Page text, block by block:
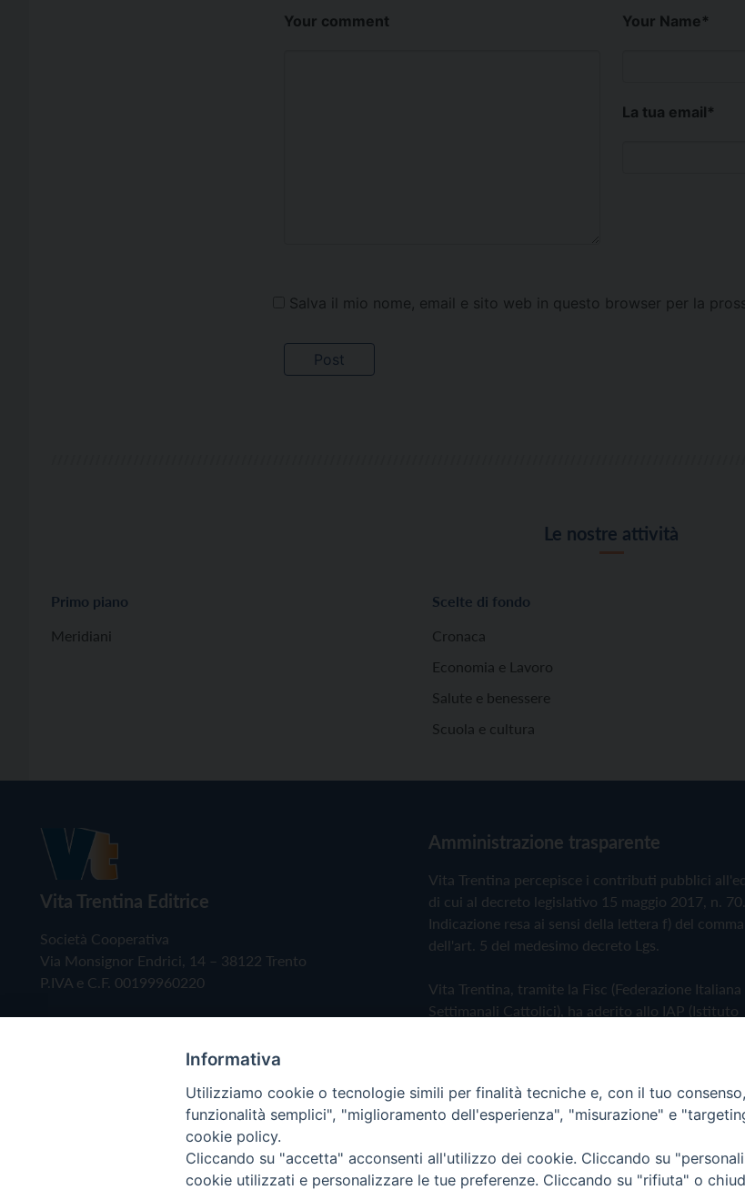
Your comment Your Name*
La tua email*
Salva il mio nome, email e sito web in questo browser per la
Le nostre attività
Primo piano
Meridiani
Scelte di fondo
Cronaca
Economia e Lavoro
Salute e benessere
Scuola e cultura
Vita Trentina Editrice
Società Cooperativa
Via Monsignor Endrici, 14 – 38122 Trento
P.IVA e C.F. 00199960220
Amministrazione trasparente
Vita Trentina percepisce i contributi pubblici
di cui al decreto legislativo 15 maggio 2017, n. 70.
Indicazione resa ai sensi della lettera f) del
dell'art. 5 del medesimo decreto Lgs.
Vita Trentina, tramite la Fisc (Federazione Italiana
Settimanali Cattolici), ha aderito allo IAP (Istituto
Privacy Policy Cookie Policy
Copyright © 2019 - Tutti i diritti riservati - Vita Trentina Editrice
Informativa
Utilizziamo cookie o tecnologie simili per finalità tecniche e, con il tuo
funzionalità semplici", "miglioramento dell'esperienza", "misurazione" e
cookie policy.
Cliccando su "accetta" acconsenti all'utilizzo dei cookie. Cliccando su
cookie utilizzati e personalizzare le tue preferenze. Cliccando su "rifiuta" o